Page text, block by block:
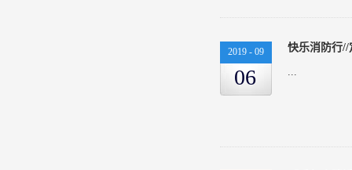
2019 - 09
06
快乐消防行//
...